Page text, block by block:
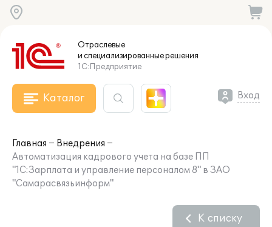
Отраслевые
и специализированныерешения
1С:Предприятие
Каталог Вход
Главная
Внедрения
Автоматизация кадрового учета на базе ПП
"1С:Зарплата и управление персоналом 8" в ЗАО
"Самарасвязьинформ"
К списку